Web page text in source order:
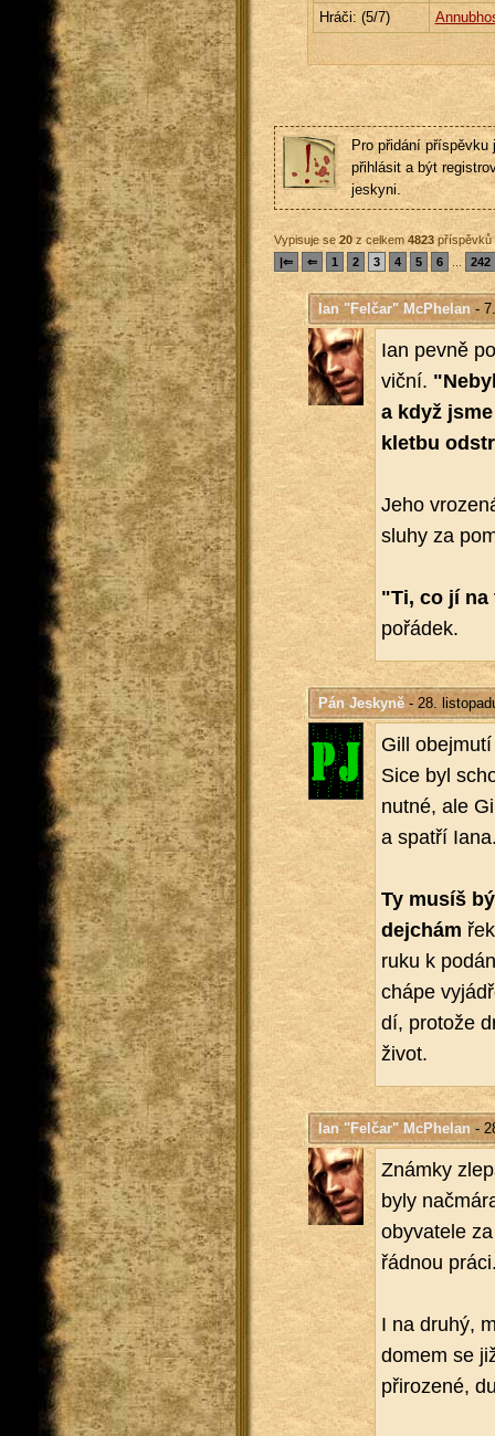
Hráči: (5/7)
Pro přidání příspěvku
přihlásit a být
jeskyni.
Vypisuje se20z celkem 4823příspěvků
|⇐
⇐ 1 2 3 4 5 6 242
Ian "Felčar" McPhelan -
Ian pevně
vič­ní.
a když
klet­bu
Jeho
slu­hy za
"Ti, co jí
po­řá­dek.
Pán Jeskyně- 28.
Gill
Sice byl
nutné, ale
a spat­ří
Ty musíš
dej­chám
ruku k
chápe
dí, pro­to­že
život.
Ian "Felčar" McPhelan -
Znám­ky
byly
oby­va­te­le
řád­nou
I na druhý,
domem se
při­ro­ze­né,